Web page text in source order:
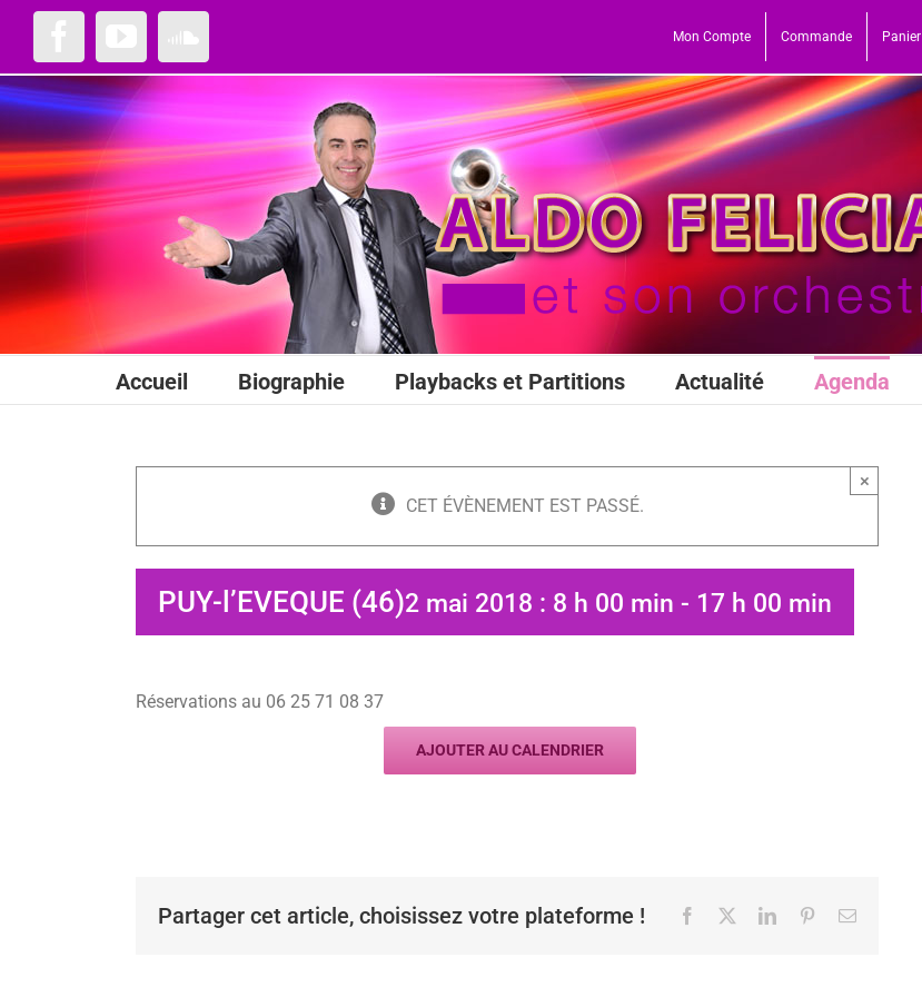
Passer
contenu
Mon Compte Commande Panier
Accueil Biographie Playbacks et Partitions Actualité Agenda
CET ÉVÈNEMENT EST PASSÉ.
×
PUY-l’EVEQUE (46)2 mai 2018 : 8 h 00 min - 17 h 00 min
Réservations au 06 25 71 08 37
AJOUTER AU CALENDRIER
Partager cet article, choisissez votre plateforme ! Facebook LinkedInPinterestEmail